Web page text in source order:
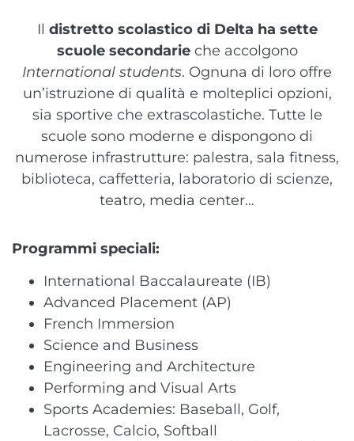
Il distretto scolastico di Delta ha sette
scuole secondarieche accolgono
International students. Ognuna di loro offre
un’istruzione di qualità e molteplici opzioni,
sia sportive che extrascolastiche. Tutte le
scuole sono moderne e dispongono di
numerose infrastrutture: palestra, sala fitness,
biblioteca, caffetteria, laboratorio di scienze,
teatro, media center…
Programmi speciali:
International Baccalaureate (IB)
Advanced Placement (AP)
French Immersion
Science and Business
Engineering and Architecture
Performing and Visual Arts
Sports Academies: Baseball, Golf,
Lacrosse, Calcio, Softball